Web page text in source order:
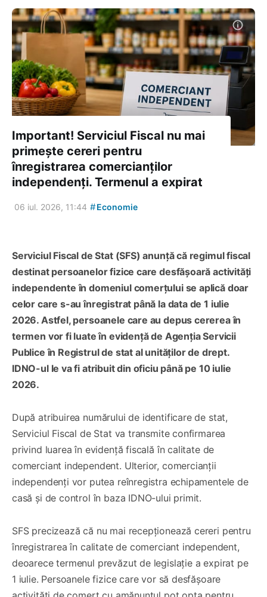
Important! Serviciul Fiscal nu mai
primește cereri pentru
înregistrarea comercianților
independenți. Termenul a expirat
06 iul. 2026, 11:44 #Economie
Serviciul Fiscal de Stat (SFS) anunță că regimul fiscal
destinat persoanelor fizice care desfășoară activități
independente în domeniul comerțului se aplică doar
celor care s-au înregistrat până la data de 1 iulie
2026. Astfel, persoanele care au depus cererea în
termen vor fi luate în evidență de Agenția Servicii
Publice în Registrul de stat al unităților de drept.
IDNO-ul le va fi atribuit din oficiu până pe 10 iulie
2026.
După atribuirea numărului de identificare de stat,
Serviciul Fiscal de Stat va transmite confirmarea
privind luarea în evidență fiscală în calitate de
comerciant independent. Ulterior, comercianții
independenți vor putea reînregistra echipamentele de
casă și de control în baza IDNO-ului primit.
SFS precizează că nu mai recepționează cereri pentru
înregistrarea în calitate de comerciant independent,
deoarece termenul prevăzut de legislație a expirat pe
1 iulie. Persoanele fizice care vor să desfășoare